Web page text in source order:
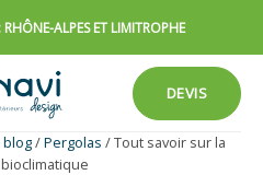
ALPES ET LIMITROPHE
DEVIS
blog/Pergolas /Tout savoir sur la